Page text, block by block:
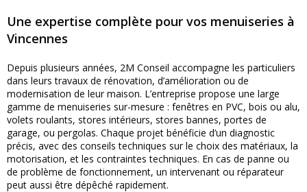
Une expertise complète pour vos menuiseries à
Vincennes
Depuis plusieurs années, 2M Conseil accompagne les particuliers
dans leurs travaux de rénovation, d’amélioration ou de
modernisation de leur maison. L’entreprise propose une large
gamme de menuiseries sur-mesure : fenêtres en PVC, bois ou alu,
volets roulants, stores intérieurs, stores bannes, portes de
garage, ou pergolas. Chaque projet bénéficie d’un diagnostic
précis, avec des conseils techniques sur le choix des matériaux, la
motorisation, et les contraintes techniques. En cas de panne ou
de problème de fonctionnement, un intervenant ou réparateur
peut aussi être dépêché rapidement.